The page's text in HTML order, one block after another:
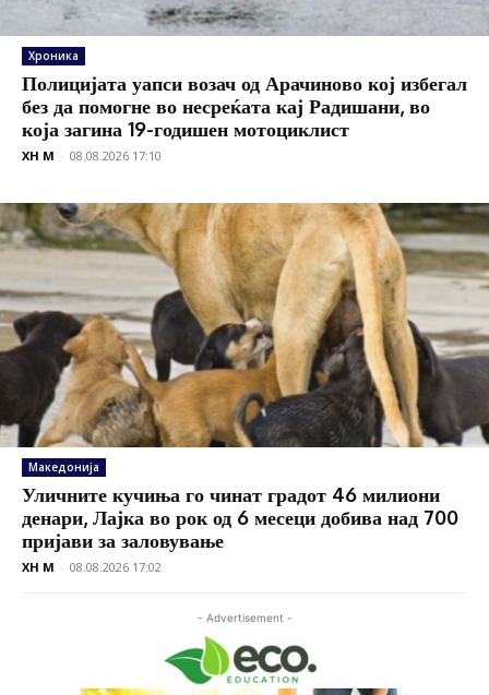
Хроника
Полицијата уапси возач од Арачиново кој избегал
без да помогне во несреќата кај Радишани, во
која загина 19-годишен мотоциклист
XH M - 08.08.2026 17:10
Македонија
Уличните кучиња го чинат градот 46 милиони
денари, Лајка во рок од 6 месеци добива над 700
пријави за заловување
XH M - 08.08.2026 17:02
- Advertisement -